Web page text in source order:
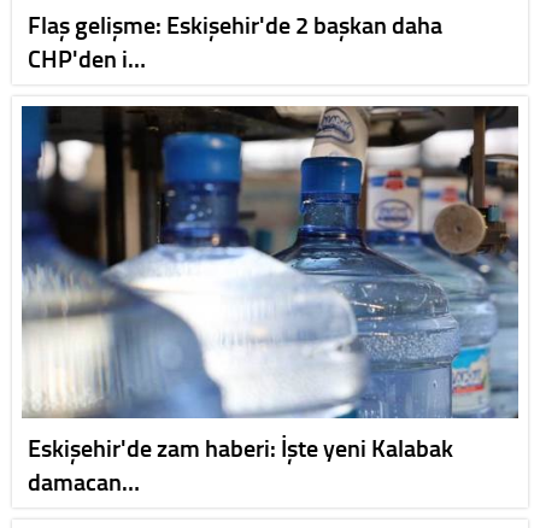
Flaş gelişme: Eskişehir'de 2 başkan daha
CHP'den i…
Eskişehir'de zam haberi: İşte yeni Kalabak
damacan…